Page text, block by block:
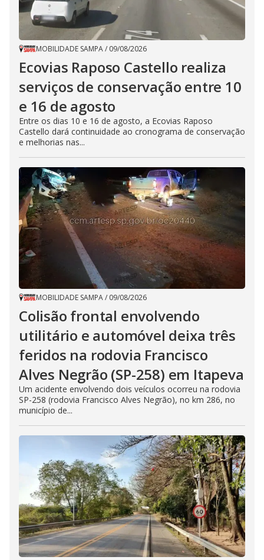
MOBILIDADE SAMPA/ 09/08/2026
Ecovias Raposo Castello realiza
serviços de conservação entre 10
e 16 de agosto
Entre os dias 10 e 16 de agosto, a Ecovias Raposo
Castello dará continuidade ao cronograma de conservação
e melhorias nas...
MOBILIDADE SAMPA/ 09/08/2026
Colisão frontal envolvendo
utilitário e automóvel deixa três
feridos na rodovia Francisco
Alves Negrão (SP-258) em Itapeva
Um acidente envolvendo dois veículos ocorreu na rodovia
SP-258 (rodovia Francisco Alves Negrão), no km 286, no
município de...